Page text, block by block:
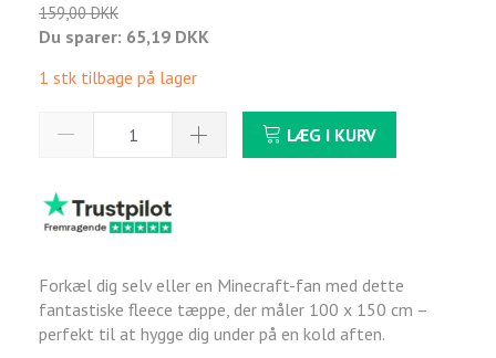
159,00 DKK
Du sparer: 65,19 DKK
1 stk tilbage på lager
LÆG I KURV
Forkæl dig selv eller en Minecraft-fan med dette
fantastiske fleece tæppe, der måler 100 x 150 cm –
perfekt til at hygge dig under på en kold aften.